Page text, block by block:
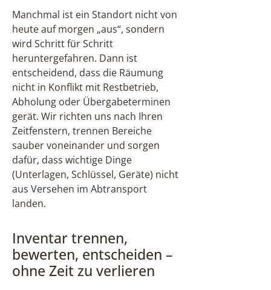
Manchmal ist ein Standort nicht von
heute auf morgen „aus“, sondern
wird Schritt für Schritt
heruntergefahren. Dann ist
entscheidend, dass die Räumung
nicht in Konflikt mit Restbetrieb,
Abholung oder Übergabeterminen
gerät. Wir richten uns nach Ihren
Zeitfenstern, trennen Bereiche
sauber voneinander und sorgen
dafür, dass wichtige Dinge
(Unterlagen, Schlüssel, Geräte) nicht
aus Versehen im Abtransport
landen.
Inventar trennen,
bewerten, entscheiden –
ohne Zeit zu verlieren